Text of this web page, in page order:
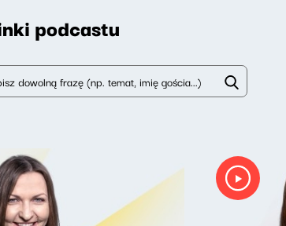
podcastu